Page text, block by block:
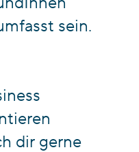
sein.
dir gerne